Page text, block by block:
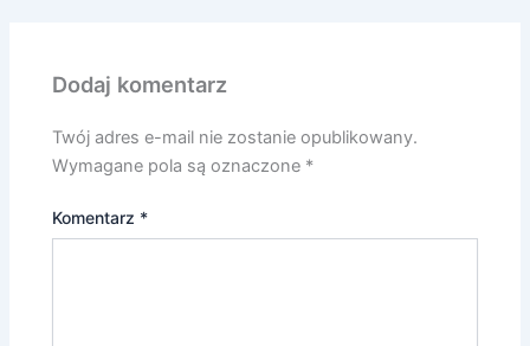
Dodaj komentarz
Twój adres e-mail nie zostanie opublikowany.
Wymagane pola są oznaczone *
Komentarz *